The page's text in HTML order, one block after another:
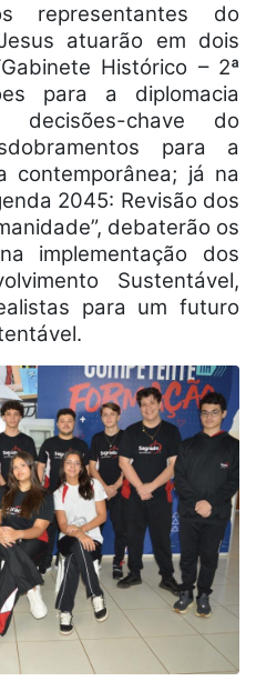
representantes do
atuarão em dois
Histórico – 2ª
para a diplomacia
decisões-chave do
para a
contemporânea; já na
2045: Revisão dos
debaterão os
implementação dos
Sustentável,
para um futuro